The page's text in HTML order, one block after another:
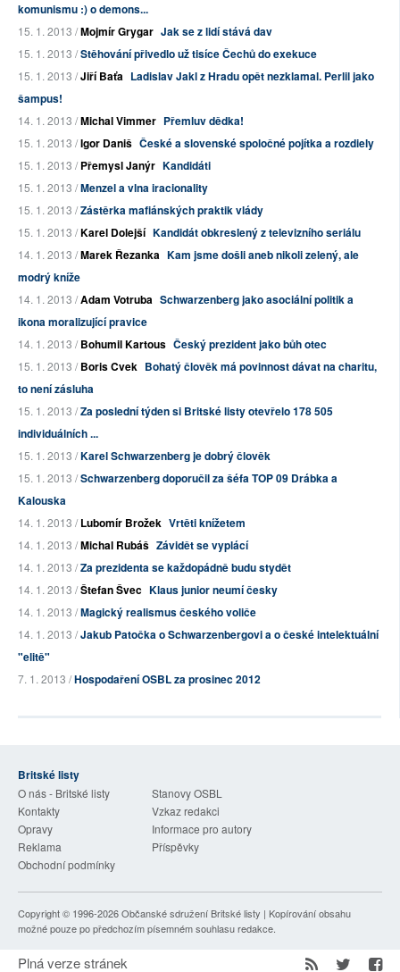
komunismu :) o demons...
15. 1. 2013 /Mojmír Grygar Jak se z lidí stává dav
15. 1. 2013 /Stěhování přivedlo už tisíce Čechů do exekuce
15. 1. 2013 /Jiří Baťa Ladislav Jakl z Hradu opět nezklamal. Perlil jako
šampus!
14. 1. 2013 /Michal Vimmer Přemluv dědka!
15. 1. 2013 /Igor Daniš České a slovenské spoločné pojítka a rozdiely
15. 1. 2013 /Přemysl Janýr Kandidáti
15. 1. 2013 /Menzel a vlna iracionality
15. 1. 2013 /Zástěrka mafiánských praktik vlády
15. 1. 2013 /Karel Dolejší Kandidát obkreslený z televizního seriálu
14. 1. 2013 /Marek Řezanka Kam jsme došli aneb nikoli zelený, ale
modrý kníže
14. 1. 2013 /Adam Votruba Schwarzenberg jako asociální politik a
ikona moralizující pravice
14. 1. 2013 /Bohumil Kartous Český prezident jako bůh otec
15. 1. 2013 /Boris Cvek Bohatý člověk má povinnost dávat na charitu,
to není zásluha
15. 1. 2013 /Za poslední týden si Britské listy otevřelo 178 505
individuálních ...
15. 1. 2013 /Karel Schwarzenberg je dobrý člověk
15. 1. 2013 /Schwarzenberg doporučil za šéfa TOP 09 Drábka a
Kalouska
14. 1. 2013 /Lubomír Brožek Vrtěti knížetem
14. 1. 2013 /Michal Rubáš Závidět se vyplácí
14. 1. 2013 /Za prezidenta se každopádně budu stydět
14. 1. 2013 /Štefan Švec Klaus junior neumí česky
14. 1. 2013 /Magický realismus českého voliče
14. 1. 2013 /Jakub Patočka o Schwarzenbergovi a o české intelektuální
"elitě"
7. 1. 2013 /Hospodaření OSBL za prosinec 2012
Britské listy
O nás - Britské listy
Stanovy OSBL
Kontakty
Vzkaz redakci
Opravy
Informace pro autory
Reklama
Příspěvky
Obchodní podmínky
Copyright © 1996-2026Občanské sdružení Britské listy | Kopírování obsahu
možné pouze po předchozím písemném souhlasu redakce.
Plná verze stránek